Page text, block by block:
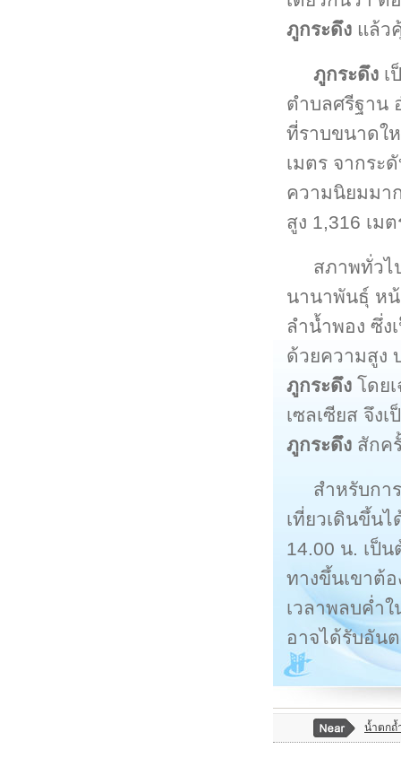
ภูกระดึง แล้ว
ภูกระดึง เ
ตำบลศรีฐาน
ที่ราบขนาดใ
เมตร จากระ
ความนิยมมา
สูง 1,316 เม
สภาพทั่วไ
นานาพันธุ์ ห
ลำน้ำพอง ซึ่ง
ด้วยความสูง
ภูกระดึง โดย
เซลเซียส จึง
ภูกระดึง สักค
สำหรับกา
เที่ยวเดินขึ้น
14.00 น. เป็
ทางขึ้นเขาต้อ
เวลาพลบค่ำ
อาจได้รับอัน
น้ำตกถ้